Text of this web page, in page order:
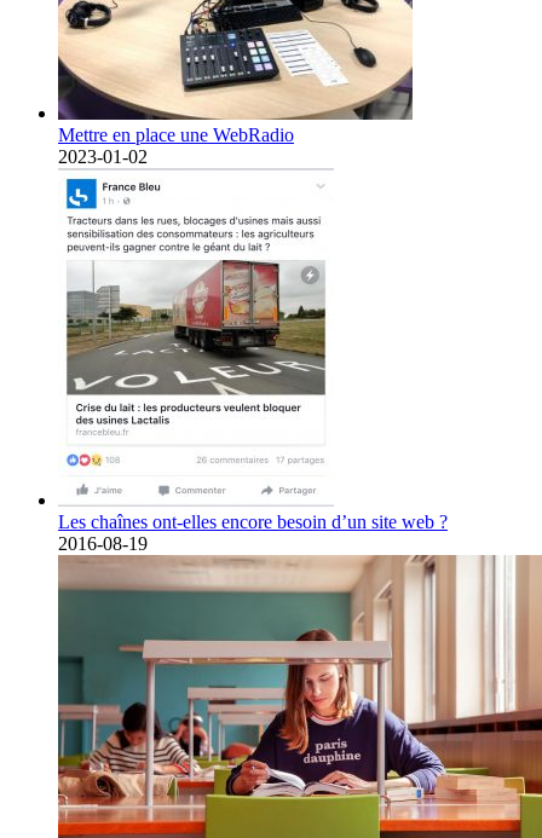
Mettre en place une WebRadio
2023-01-02
Les chaînes ont-elles encore besoin d’un site web ?
2016-08-19